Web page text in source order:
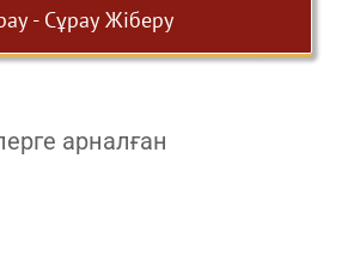
- Сұрау Жіберу
арналған